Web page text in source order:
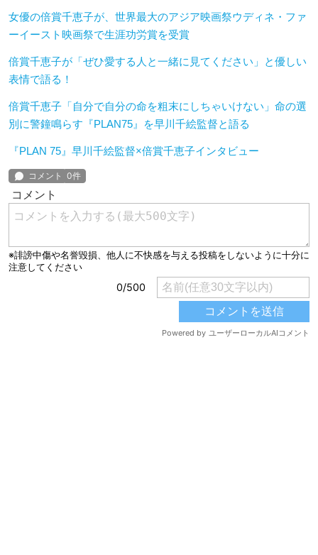
女優の倍賞千恵子が、世界最大のアジア映画祭ウディネ・ファ
ーイースト映画祭で生涯功労賞を受賞
倍賞千恵子が「ぜひ愛する人と一緒に見てください」と優しい
表情で語る！
倍賞千恵子「自分で自分の命を粗末にしちゃいけない」命の選
別に警鐘鳴らす『PLAN75』を早川千絵監督と語る
『PLAN 75』早川千絵監督×倍賞千恵子インタビュー